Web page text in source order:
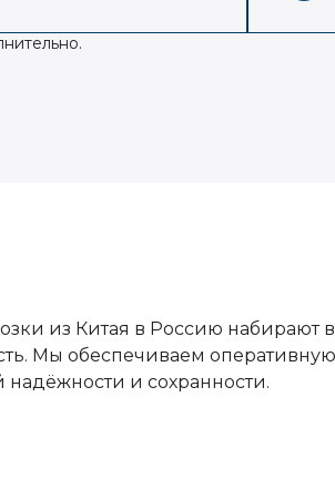
из Китая в Россию
Мы обеспечиваем
надёжности и сохранности.